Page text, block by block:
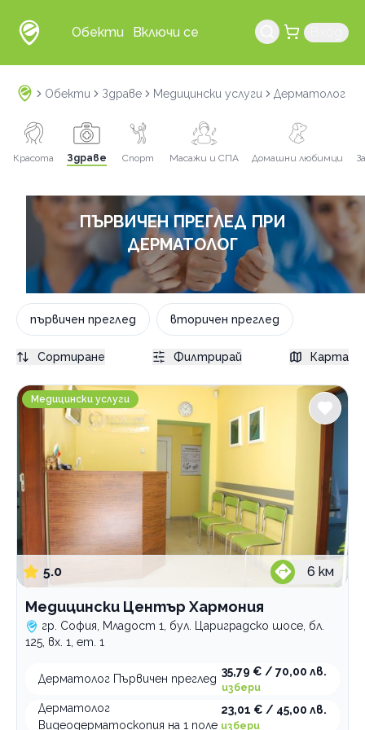
Обекти Включи се
Обекти Здраве Медицински услуги Дерматолог
Красота Здраве Спорт Масажи и СПА Домашни любимци
ПЪРВИЧЕН ПРЕГЛЕД ПРИ
ДЕРМАТОЛОГ
първичен преглед вторичен преглед
Медицински Център Хармония
Медицински услуги
5.0 6 км
Медицински Център Хармония
гр. София, Младост 1, бул. Цариградско шосе, бл.
125, вх. 1, ет. 1
Дерматолог Първичен преглед
35,79 € / 70,00 лв.
избери
Дерматолог
Видеодерматоскопия на 1 поле
23,01 € / 45,00 лв.
избери
Сортиране Филтрирай Карта
София
Услуги
Алерголог
вторичен преглед
преглед и консултация
Ангиолог
вторичен преглед
първичен преглед
Вътрешни болести
вторичен преглед
първичен преглед
Гастроентеролог
вторичен преглед
първичен преглед
Гинеколог
вторичен преглед
първичен преглед
Дерматолог
вторичен преглед
първичен преглед
Ендокринолог
вторичен преглед
консултация щитовидна жлеза
първичен преглед
Инфекционист
вторичен преглед
Коремен хирург